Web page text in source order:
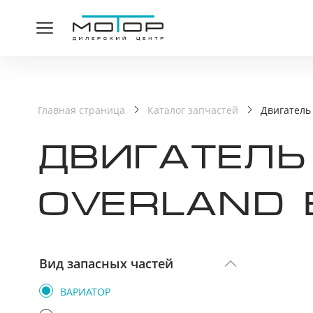
Главная страница Каталог запчастей Двигатель
ДВИГАТЕЛЬ
OVERLAND
Вид запасных частей
ВАРИАТОР
Ваша заявка